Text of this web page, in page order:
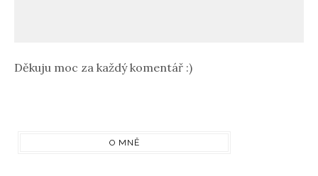
Děkuju moc za každý komentář :)
O MNĚ